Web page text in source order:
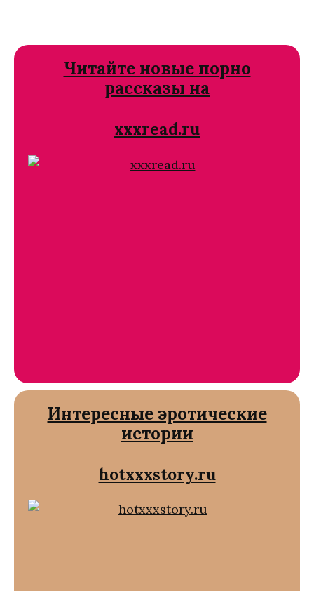
Читайте новые порно
рассказы на
xxxread.ru
Интересные эротические
истории
hotxxxstory.ru